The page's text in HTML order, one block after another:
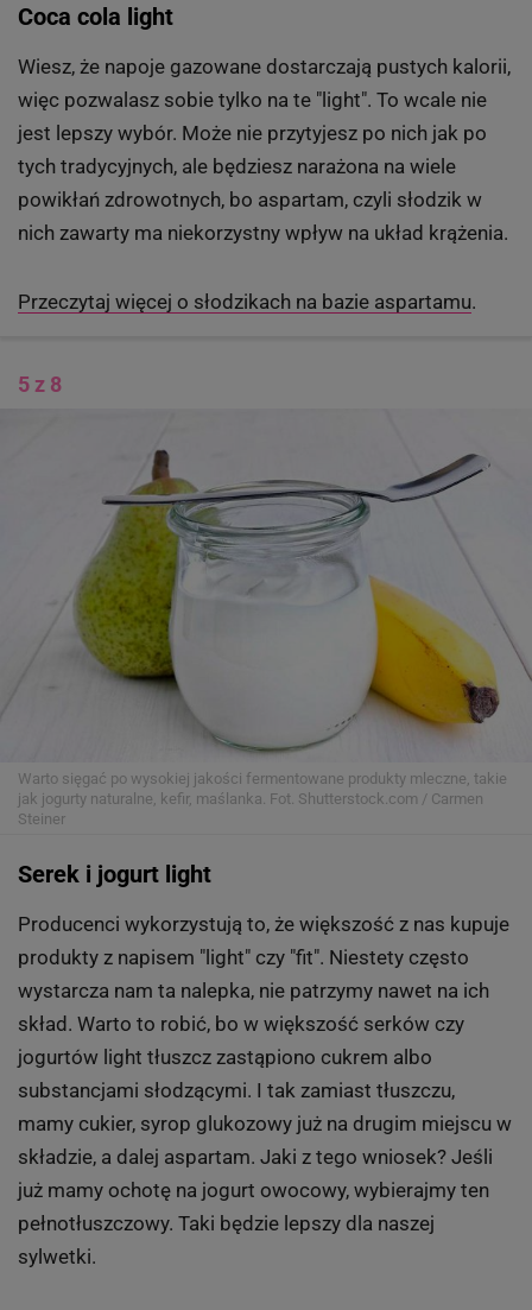
Coca cola light
Wiesz, że napoje gazowane dostarczają pustych kalorii,
więc pozwalasz sobie tylko na te "light". To wcale nie
jest lepszy wybór. Może nie przytyjesz po nich jak po
tych tradycyjnych, ale będziesz narażona na wiele
powikłań zdrowotnych, bo aspartam, czyli słodzik w
nich zawarty ma niekorzystny wpływ na układ krążenia.
Przeczytaj więcej o słodzikach na bazie aspartamu.
5 z 8
Warto sięgać po wysokiej jakości fermentowane produkty mleczne, takie
jak jogurty naturalne, kefir, maślanka. Fot. Shutterstock.com / Carmen
Steiner
Serek i jogurt light
Producenci wykorzystują to, że większość z nas kupuje
produkty z napisem "light" czy "fit". Niestety często
wystarcza nam ta nalepka, nie patrzymy nawet na ich
skład. Warto to robić, bo w większość serków czy
jogurtów light tłuszcz zastąpiono cukrem albo
substancjami słodzącymi. I tak zamiast tłuszczu,
mamy cukier, syrop glukozowy już na drugim miejscu w
składzie, a dalej aspartam. Jaki z tego wniosek? Jeśli
już mamy ochotę na jogurt owocowy, wybierajmy ten
pełnotłuszczowy. Taki będzie lepszy dla naszej
sylwetki.